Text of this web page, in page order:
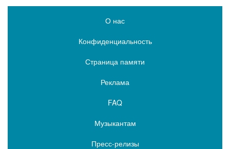
О нас
Конфиденциальность
Страница памяти
Реклама
FAQ
Музыкантам
Пресс-релизы